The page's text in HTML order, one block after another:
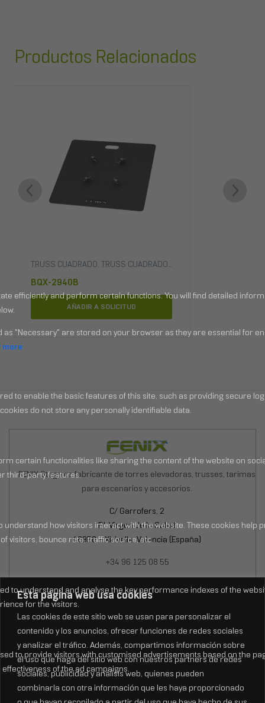
Esta página web usa cookies
Las cookies de este sitio web se usan para personalizar el
contenido y los anuncios, ofrecer funciones de redes sociales
y analizar el tráfico. Además, compartimos información sobre
el uso que haga del sitio web con nuestros partners de redes
sociales, publicidad y análisis web, quienes pueden
combinarla con otra información que les haya proporcionado
Productos Relacionados
TRUSSES Y RIGGING
TRUSS CUADRADO,TRUSS CUADRADO DE 29CM
BQX-2940B
AÑADIR A SOLICITUD
FENIX Stage es fabricante de torres elevadoras, trusses, tarimas
para escenarios y accesorios.
C/ Garrofers, 2
P.I. Virgen de la Salud
46950 – Xirivella, Valencia (España)
+34 96 125 08 55